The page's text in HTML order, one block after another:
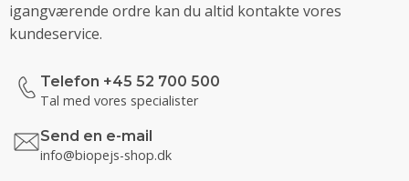
igangværende ordre kan du altid kontakte vores
kundeservice.
Telefon +45 52 700 500
Tal med vores specialister
Send en e-mail
info@biopejs-shop.dk